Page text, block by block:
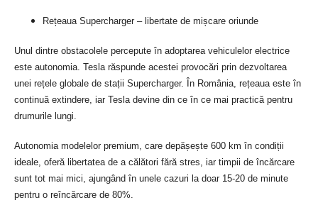
Rețeaua Supercharger – libertate de mișcare oriunde
Unul dintre obstacolele percepute în adoptarea vehiculelor electrice
este autonomia. Tesla răspunde acestei provocări prin dezvoltarea
unei rețele globale de stații Supercharger. În România, rețeaua este în
continuă extindere, iar Tesla devine din ce în ce mai practică pentru
drumurile lungi.
Autonomia modelelor premium, care depășește 600 km în condiții
ideale, oferă libertatea de a călători fără stres, iar timpii de încărcare
sunt tot mai mici, ajungând în unele cazuri la doar 15-20 de minute
pentru o reîncărcare de 80%.